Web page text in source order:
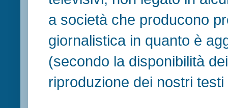
a società che producono
giornalistica in quanto è
(secondo la disponibilità
riproduzione dei nostri